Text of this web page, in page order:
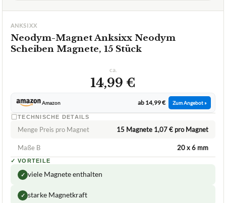
ANKSIXX
Neodym-Magnet Anksixx Neodym
Scheiben Magnete, 15 Stück
ca.
14,99 €
Amazon ab 14,99 € Zum Angebot »
TECHNISCHE DETAILS
Menge Preis pro Magnet 15 Magnete 1,07 € pro Magnet
Maße B 20 x 6 mm
✓ VORTEILE
✓ viele Magnete enthalten
✓ starke Magnetkraft